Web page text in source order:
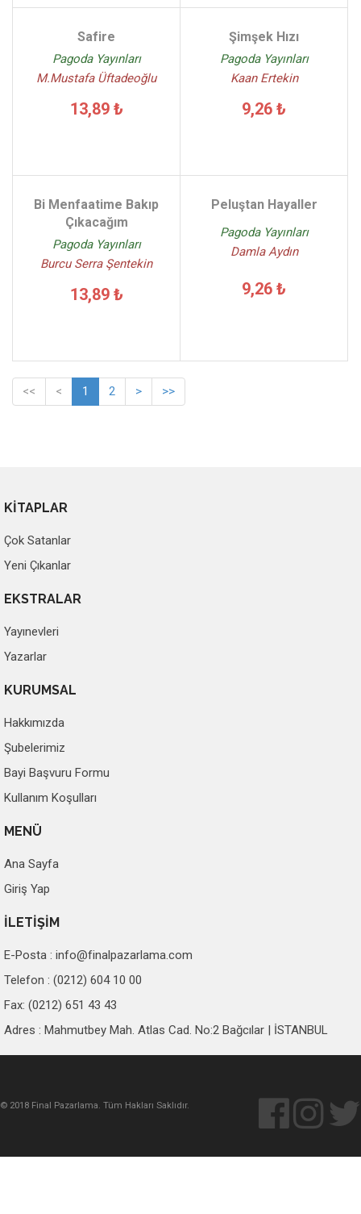
Safire
Pagoda Yayınları
M.Mustafa Üftadeoğlu
13,89 ₺
Şimşek Hızı
Pagoda Yayınları
Kaan Ertekin
9,26 ₺
Bi Menfaatime Bakıp
Çıkacağım
Pagoda Yayınları
Burcu Serra Şentekin
13,89 ₺
Peluştan Hayaller
Pagoda Yayınları
Damla Aydın
9,26 ₺
<< < 1 2 > >>
KİTAPLAR
Çok Satanlar
Yeni Çıkanlar
EKSTRALAR
Yayınevleri
Yazarlar
KURUMSAL
Hakkımızda
Şubelerimiz
Bayi Başvuru Formu
Kullanım Koşulları
MENÜ
Ana Sayfa
Giriş Yap
İLETİŞİM
E-Posta : info@finalpazarlama.com
Telefon : (0212) 604 10 00
Fax: (0212) 651 43 43
Adres : Mahmutbey Mah. Atlas Cad. No:2 Bağcılar | İSTANBUL
© 2018 Final Pazarlama. Tüm Hakları Saklıdır.